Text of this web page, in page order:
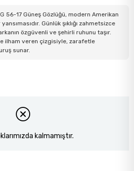
56-17 Güneş Gözlüğü, modern Amerikan
Günlük şıklığı zahmetsizce
özgüvenli ve şehirli ruhunu taşır.
ilham veren çizgisiyle, zarafetle
sunar.
kalmamıştır.